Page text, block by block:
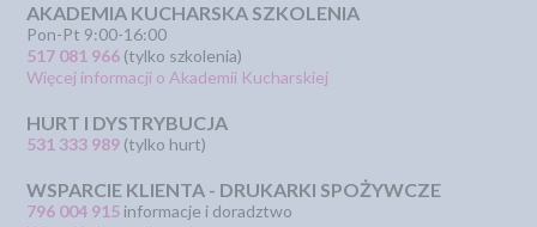
AKADEMIA KUCHARSKA SZKOLENIA
Pon-Pt 9:00-16:00
517 081 966 (tylko szkolenia)
Więcej informacji o Akademii Kucharskiej
HURT I DYSTRYBUCJA
531 333 989 (tylko hurt)
WSPARCIE KLIENTA - DRUKARKI SPOŻYWCZE
796 004 915 informacje i doradztwo